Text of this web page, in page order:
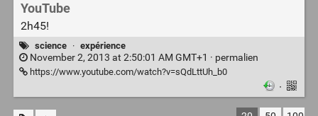
YouTube
2h45!
science · expérience
November 2, 2013 at 2:50:01 AM GMT+1 · permalien
https://www.youtube.com/watch?v=sQdLttUh_b0
·